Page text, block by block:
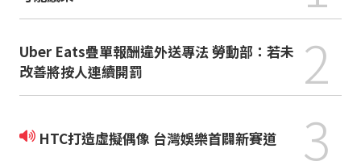
Uber Eats疊單報酬違外送專法 勞動部：若未
改善將按人連續開罰
2
HTC打造虛擬偶像 台灣娛樂首闢新賽道 3